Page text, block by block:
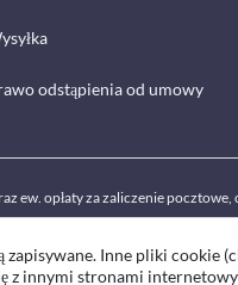
odstąpienia od umowy
ew. opłaty za zaliczenie
Inne pliki cookie
z innymi stronami